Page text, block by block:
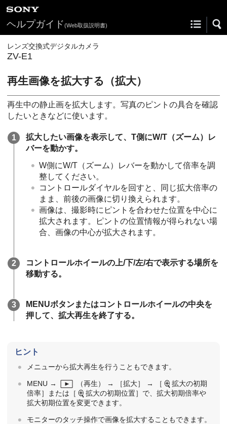
ヘルプガイド(Web取扱説明書)
レンズ交換式デジタルカメラ
ZV-E1
再生画像を拡大する（拡大）
再生中の静止画を拡大します。写真のピントの具合を確認
したいときなどに使います。
拡大したい画像を表示して、T側にW/T（ズーム）レ
バーを動かす。
W側にW/T（ズーム）レバーを動かして倍率を調
整してください。
コントロールダイヤルを回すと、同じ拡大倍率の
まま、前後の画像に切り換えられます。
画像は、撮影時にピントを合わせた位置を中心に
拡大されます。ピントの位置情報が得られない場
合、画像の中心が拡大されます。
コントロールホイールの上/下/左/右で表示する場所を
移動する。
MENUボタンまたはコントロールホイールの中央を
押して、拡大再生を終了する。
ヒント
メニューから拡大再生を行うこともできます。
MENU → （再生） → ［拡大］ → ［
拡大の初期
倍率］
または ［ 拡大の初期位置］ で、拡大初期倍率や
拡大初期位置を変更できます。
モニターのタッチ操作で画像を拡大することもできます。